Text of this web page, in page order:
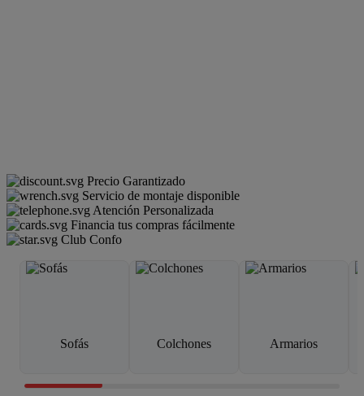
Precio Garantizado
Servicio de montaje disponible
Atención Personalizada
Financia tus compras fácilmente
Club Confo
Sofás Colchones Armarios